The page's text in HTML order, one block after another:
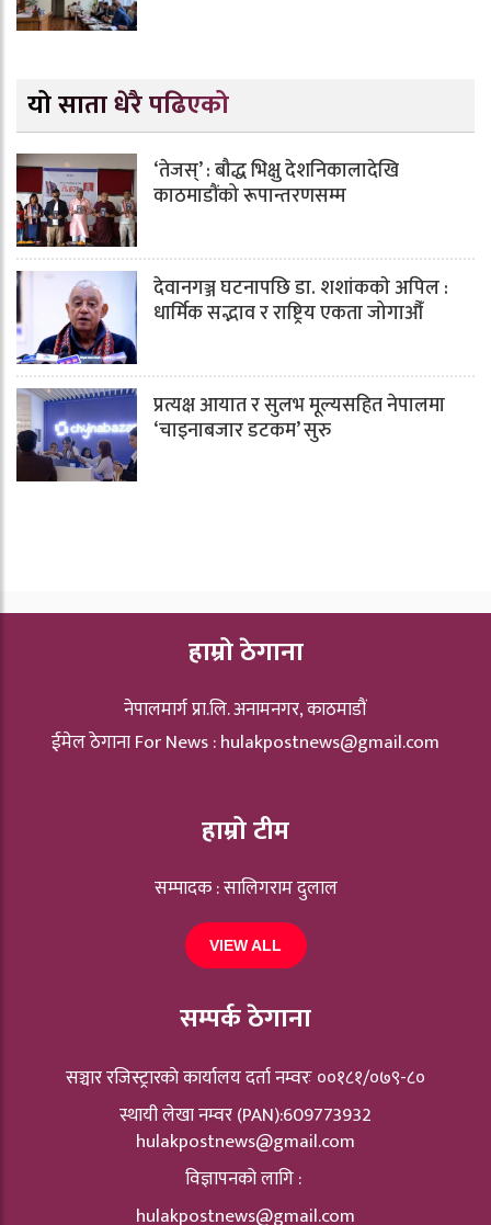
यो साता धेरै पढिएको
‘तेजस्’ : बौद्ध भिक्षु देशनिकालादेखि
काठमाडौंको रूपान्तरणसम्म
देवानगञ्ज घटनापछि डा. शशांककाे अपिल :
धार्मिक सद्भाव र राष्ट्रिय एकता जोगाऔँ
प्रत्यक्ष आयात र सुलभ मूल्यसहित नेपालमा
‘चाइनाबजार डटकम’ सुरु
हाम्रो ठेगाना
नेपालमार्ग प्रा.लि. अनामनगर, काठमाडौं
ईमेल ठेगाना For News :hulakpostnews@gmail.com
हाम्रो टीम
सम्पादक : सालिगराम दुलाल
VIEW ALL
सम्पर्क ठेगाना
सञ्चार रजिस्ट्रारकाे कार्यालय दर्ता नम्वरः ००१८१/०७९-८०
स्थायी लेखा नम्वर (PAN):609773932
hulakpostnews@gmail.com
विज्ञापनको लागि :
hulakpostnews@gmail.com